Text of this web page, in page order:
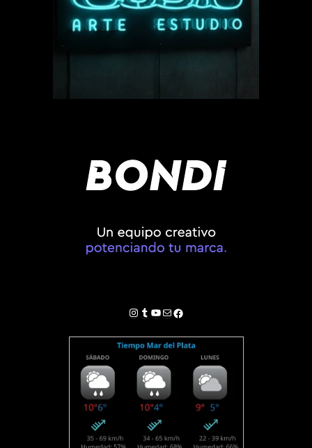
Instagram
Tumblr
YouTube
Correo electrónico
Facebook